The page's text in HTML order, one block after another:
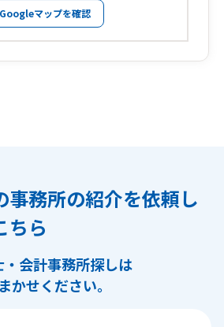
Googleマップを確認
事務所の紹介を依頼し
ちら
・会計事務所探しは
かせください。